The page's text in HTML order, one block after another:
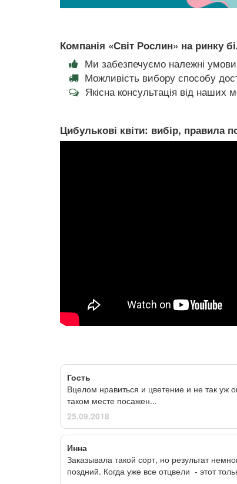
Компанія «Світ Рослин» на ринку
Ми забезпечуємо належні умови
Можливість вибору способу
Якісна консультація від наших
Цибулькові квіти: вибір, правила
Гость
Вцелом нравиться и цветение и не так уж
таком месте посажен...
25.09.2018
Инна
Заказывала такой сорт, но результат
поздний. Когда уже все отцвели - этот